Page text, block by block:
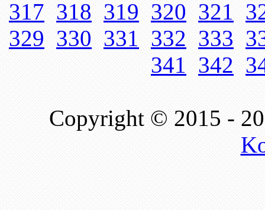
317 318 319 320 321
329 330 331 332 333
341
342
Copyright © 2015 -